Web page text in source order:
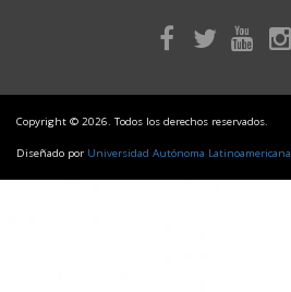
Copyright © 2026. Todos los derechos reservados.
Diseñado por Universidad Autónoma Latinoamericana